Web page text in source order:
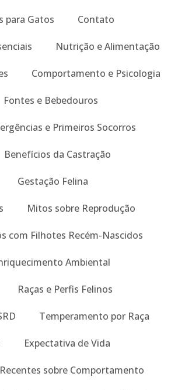
para Gatos Contato
Nutrição e Alimentação
Comportamento e Psicologia
Fontes e Bebedouros
e Primeiros Socorros
Benefícios da Castração
Gestação Felina
Mitos sobre Reprodução
com Filhotes Recém-Nascidos
Ambiental
Raças e Perfis Felinos
Temperamento por Raça
Expectativa de Vida
sobre Comportamento